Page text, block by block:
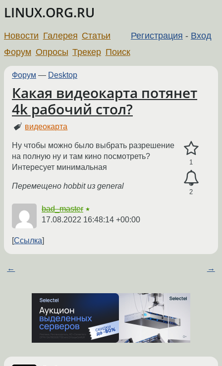
LINUX.ORG.RU
Регистрация - Вход
Новости Галерея Статьи
Форум Опросы Трекер Поиск
Форум — Desktop
Какая видеокарта потянет
4k рабочий стол?
видеокарта
1
2
Ну чтобы можно было выбрать разрешение
на полную ну и там кино посмотреть?
Интересует минимальная
Перемещено hobbit из general
bad_master ★
17.08.2022 16:48:14 +00:00
Ссылка
← →